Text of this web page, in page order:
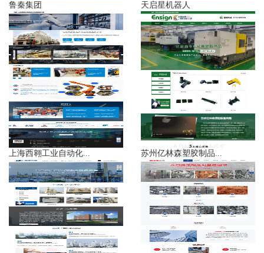
鲁秦集团 天启星机器人
上海西翱工业自动化... 苏州亿林森塑胶制品...